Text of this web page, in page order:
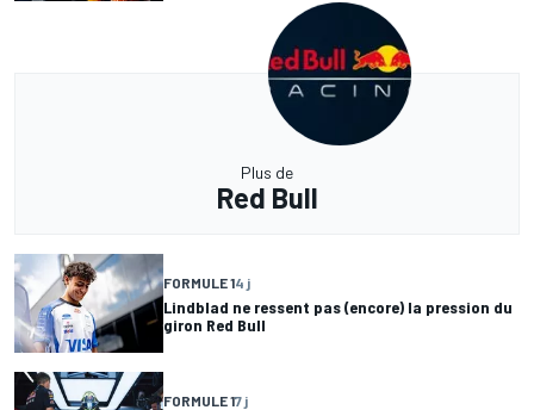
Plus de
Red Bull
FORMULE 14 j
Lindblad ne ressent pas (encore) la pression du
giron Red Bull
FORMULE 17 j